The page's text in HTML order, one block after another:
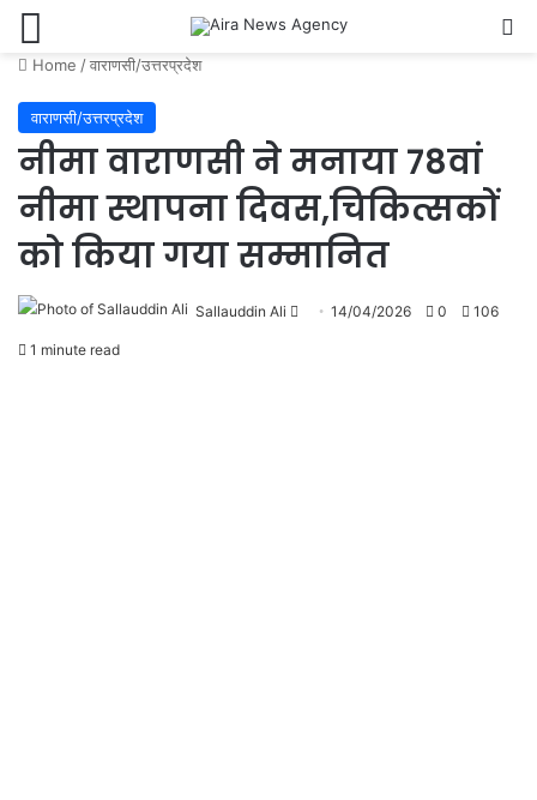
Home /वाराणसी/उत्तरप्रदेश
वाराणसी/उत्तरप्रदेश
नीमा वाराणसी ने मनाया 78वां
नीमा स्थापना दिवस,चिकित्सकों
को किया गया सम्मानित
Sallauddin Ali
Send14/04/2026 0 106
1 minute read